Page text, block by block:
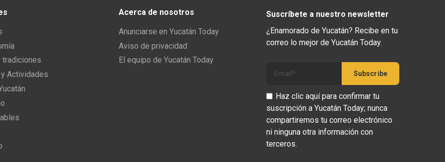
tradiciones
Actividades
Acerca de nosotros
Anunciarse en Yucatán Today
Aviso de privacidad
El equipo de Yucatán Today
Suscríbete a nuestro newsletter
¿Enamorado de Yucatán? Recibe en tu
correo lo mejor de Yucatán Today.
Haz clic aquí para confirmar tu
suscripción a Yucatán Today; nunca
compartiremos tu correo electrónico
ni ninguna otra información con
terceros.